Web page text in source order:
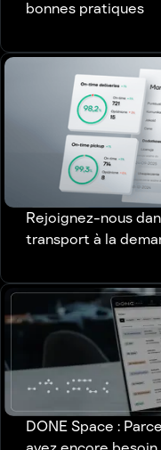
bonnes pratiques
Rejoignez-nous
transport à la
DONE Space :